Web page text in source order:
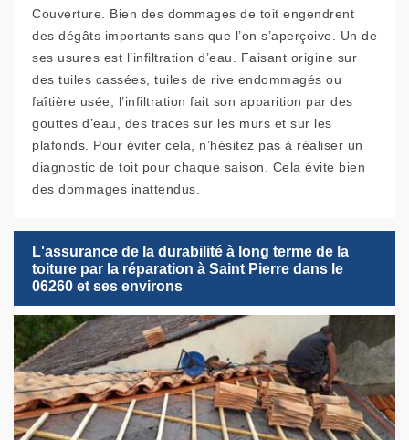
Couverture. Bien des dommages de toit engendrent
des dégâts importants sans que l’on s’aperçoive. Un de
ses usures est l’infiltration d’eau. Faisant origine sur
des tuiles cassées, tuiles de rive endommagés ou
faîtière usée, l’infiltration fait son apparition par des
gouttes d’eau, des traces sur les murs et sur les
plafonds. Pour éviter cela, n’hésitez pas à réaliser un
diagnostic de toit pour chaque saison. Cela évite bien
des dommages inattendus.
L'assurance de la durabilité à long terme de la
toiture par la réparation à Saint Pierre dans le
06260 et ses environs